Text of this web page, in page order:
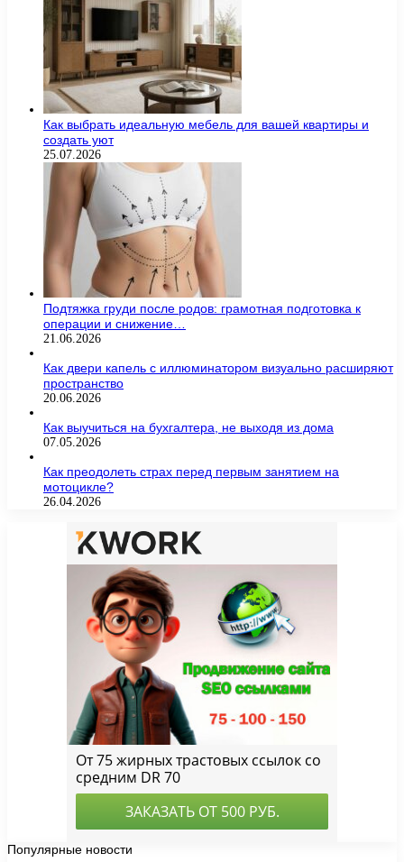
Как выбрать идеальную мебель для вашей квартиры и
создать уют
25.07.2026
Подтяжка груди после родов: грамотная подготовка к
операции и снижение…
21.06.2026
Как двери капель с иллюминатором визуально расширяют
пространство
20.06.2026
Как выучиться на бухгалтера, не выходя из дома
07.05.2026
Как преодолеть страх перед первым занятием на
мотоцикле?
26.04.2026
Популярные новости